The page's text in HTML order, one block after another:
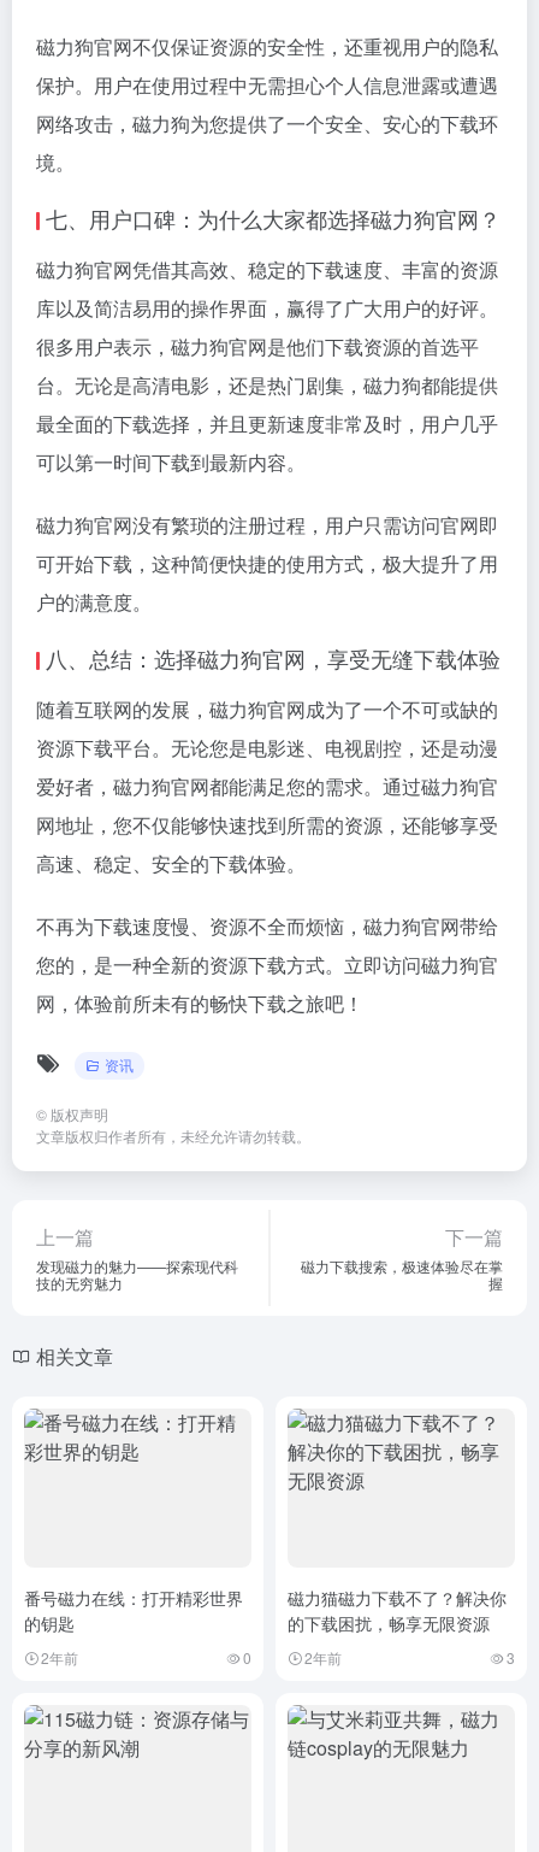
磁力狗官网不仅保证资源的安全性，还重视用户的隐私
保护。用户在使用过程中无需担心个人信息泄露或遭遇
网络攻击，磁力狗为您提供了一个安全、安心的下载环
境。
七、用户口碑：为什么大家都选择磁力狗官网？
磁力狗官网凭借其高效、稳定的下载速度、丰富的资源
库以及简洁易用的操作界面，赢得了广大用户的好评。
很多用户表示，磁力狗官网是他们下载资源的首选平
台。无论是高清电影，还是热门剧集，磁力狗都能提供
最全面的下载选择，并且更新速度非常及时，用户几乎
可以第一时间下载到最新内容。
磁力狗官网没有繁琐的注册过程，用户只需访问官网即
可开始下载，这种简便快捷的使用方式，极大提升了用
户的满意度。
八、总结：选择磁力狗官网，享受无缝下载体验
随着互联网的发展，磁力狗官网成为了一个不可或缺的
资源下载平台。无论您是电影迷、电视剧控，还是动漫
爱好者，磁力狗官网都能满足您的需求。通过磁力狗官
网地址，您不仅能够快速找到所需的资源，还能够享受
高速、稳定、安全的下载体验。
不再为下载速度慢、资源不全而烦恼，磁力狗官网带给
您的，是一种全新的资源下载方式。立即访问磁力狗官
网，体验前所未有的畅快下载之旅吧！
资讯
© 版权声明
文章版权归作者所有，未经允许请勿转载。
上一篇
发现磁力的魅力——探索现代科
技的无穷魅力
下一篇
磁力下载搜索，极速体验尽在掌
握
相关文章
番号磁力在线：打开精彩世界
的钥匙
2年前 0
磁力猫磁力下载不了？解决你
的下载困扰，畅享无限资源
2年前 3